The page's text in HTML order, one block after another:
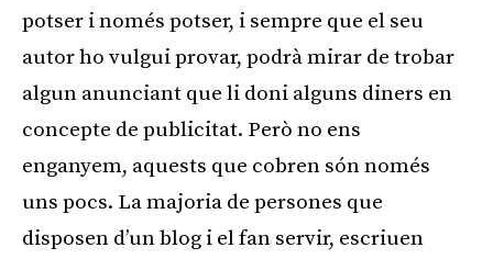
potser i només potser, i sempre que el seu
autor ho vulgui provar, podrà mirar de trobar
algun anunciant que li doni alguns diners en
concepte de publicitat. Però no ens
enganyem, aquests que cobren són només
uns pocs. La majoria de persones que
disposen d’un blog i el fan servir, escriuen